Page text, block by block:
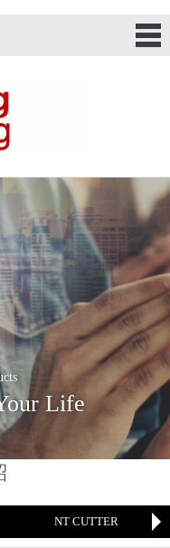
Life
NT CUTTER